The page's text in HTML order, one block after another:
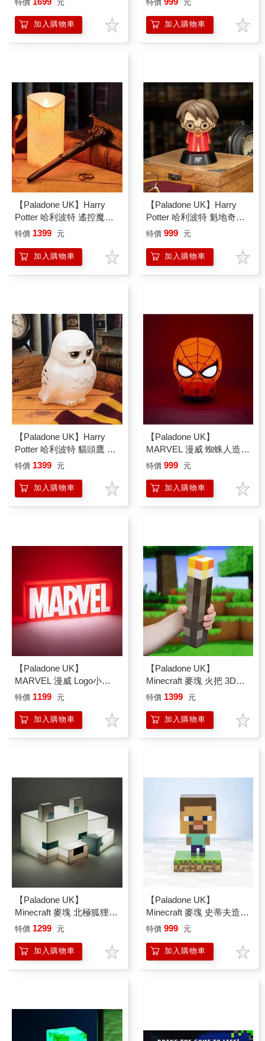
特價 元
加入購物車
特價 元
加入購物車
【Paladone UK】Harry
Potter 哈利波特 遙控魔杖
＋蠟燭小夜燈套組
特價 1399 元
加入購物車
【Paladone UK】Harry
Potter 哈利波特 魁地奇造
型 ICON小夜燈
特價 999 元
加入購物車
【Paladone UK】Harry
Potter 哈利波特 貓頭鷹 嘿
美 3D造型小夜燈
特價 1399 元
加入購物車
【Paladone UK】
MARVEL 漫威 蜘蛛人造型
不倒翁小夜燈
特價 999 元
加入購物車
【Paladone UK】
MARVEL 漫威 Logo小夜
燈
特價 1199 元
加入購物車
【Paladone UK】
Minecraft 麥塊 火把 3D造
型小夜燈
特價 1399 元
加入購物車
【Paladone UK】
Minecraft 麥塊 北極狐狸
3D造型小夜燈
特價 1299 元
加入購物車
【Paladone UK】
Minecraft 麥塊 史蒂夫造型
ICON小夜燈
特價 999 元
加入購物車